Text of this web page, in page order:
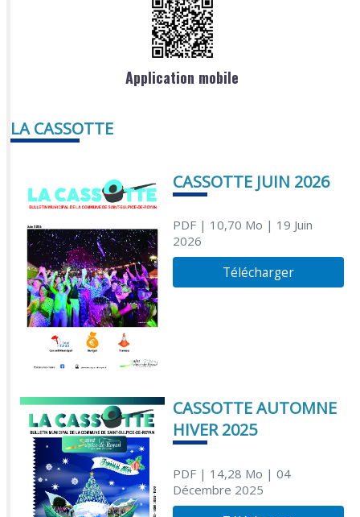
Application mobile
LA CASSOTTE
CASSOTTE JUIN 2026
PDF| 10,70 Mo | 19 Juin
2026
Télécharger
CASSOTTE AUTOMNE
HIVER 2025
PDF| 14,28 Mo | 04
Décembre 2025